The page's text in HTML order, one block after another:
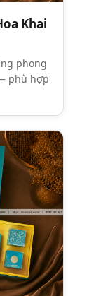
Khai
phong
phù hợp